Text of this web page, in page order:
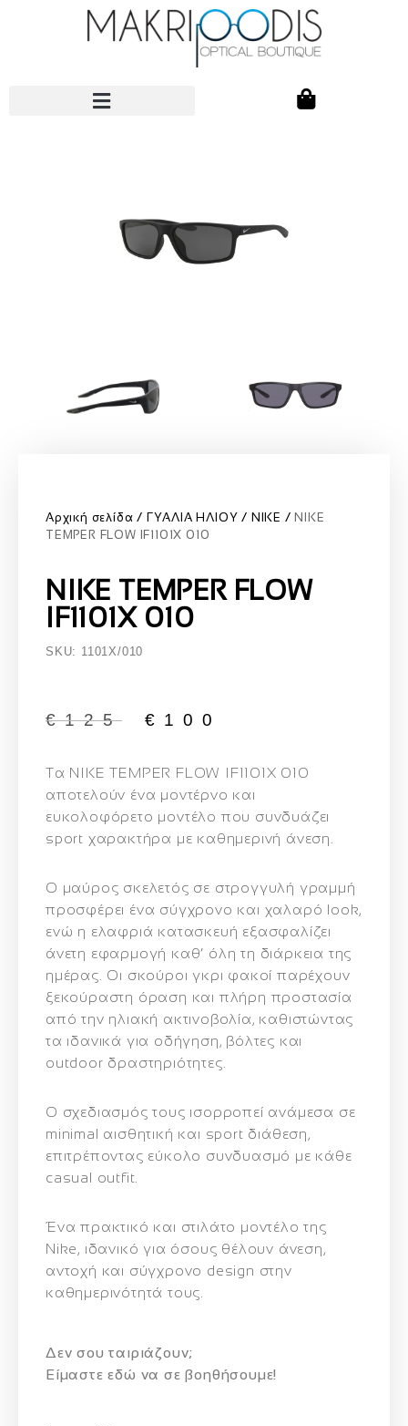
Αρχική σελίδα ΓΥΑΛΙΑ ΗΛΙΟΥ NIKE
NIKE
TEMPER FLOW IF1101X 010
NIKE TEMPER FLOW
IF1101X 010
SKU: 1101X/010
€125 € 100
Τα NIKE TEMPER FLOW IF1101X 010
αποτελούν ένα μοντέρνο και
ευκολοφόρετο μοντέλο που συνδυάζει
sport χαρακτήρα με καθημερινή άνεση.
Ο μαύρος σκελετός σε στρογγυλή γραμμή
προσφέρει ένα σύγχρονο και χαλαρό look,
ενώ η ελαφριά κατασκευή εξασφαλίζει
άνετη εφαρμογή καθ’ όλη τη διάρκεια της
ημέρας. Οι σκούροι γκρι φακοί παρέχουν
ξεκούραστη όραση και πλήρη προστασία
από την ηλιακή ακτινοβολία, καθιστώντας
τα ιδανικά για οδήγηση, βόλτες και
outdoor δραστηριότητες.
Ο σχεδιασμός τους ισορροπεί ανάμεσα σε
minimal αισθητική και sport διάθεση,
επιτρέποντας εύκολο συνδυασμό με κάθε
casual outfit.
Ένα πρακτικό και στιλάτο μοντέλο της
Nike, ιδανικό για όσους θέλουν άνεση,
αντοχή και σύγχρονο design στην
καθημερινότητά τους.
Δεν σου ταιριάζουν;
Eίμαστε εδώ να σε βοηθήσουμε!